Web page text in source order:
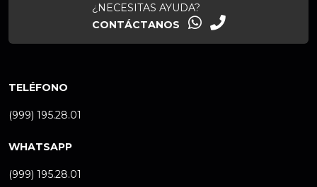
¿NECESITAS AYUDA?
CONTÁCTANOS
TELÉFONO
(999) 195.28.01
WHATSAPP
(999) 195.28.01